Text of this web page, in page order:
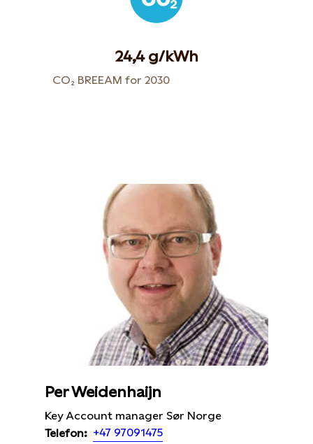
24,4 g/kWh
CO₂ BREEAM for 2030
Per Weidenhaijn
Key Account manager Sør Norge
Telefon: +47 97091475